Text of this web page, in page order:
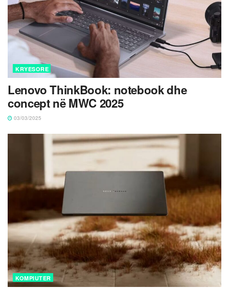
KRYESORE
Lenovo ThinkBook: notebook dhe
concept në MWC 2025
03/03/2025
KOMPIUTER